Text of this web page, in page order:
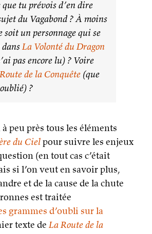
que tu prévois d’en dire
du Vagabond ? À moins
soit un personnage qui se
La Volonté du Dragon
pas encore lu) ? Voire
de la Conquête (que
?
à peu près tous les éléments
du Cielpour suivre les enjeux
(en tout cas c’était
si l’on veut en savoir plus,
et de la cause de la chute
est traitée
grammes d’oubli sur la
texte de La Route de la